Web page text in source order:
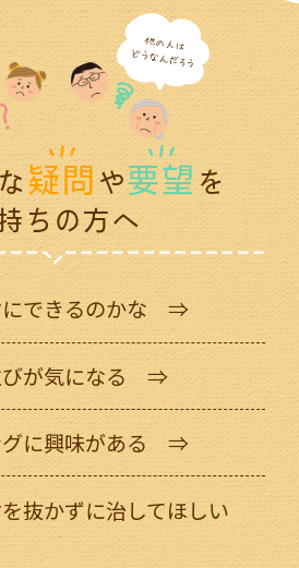
疑問 や要望を
ちの方へ
できるのかな ⇒
が気になる ⇒
に興味がある ⇒
抜かずに治してほしい